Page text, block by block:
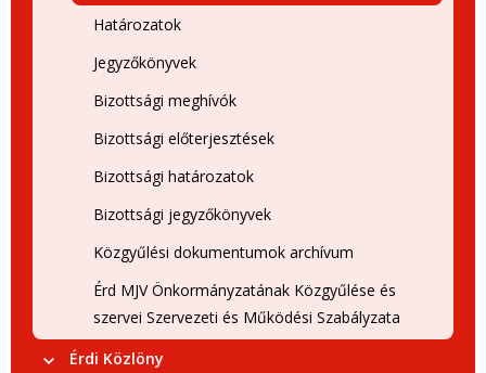
Határozatok
Jegyzőkönyvek
Bizottsági meghívók
Bizottsági előterjesztések
Bizottsági határozatok
Bizottsági jegyzőkönyvek
Közgyűlési dokumentumok archívum
Érd MJV Önkormányzatának Közgyűlése és
szervei Szervezeti és Működési Szabályzata
Érdi Közlöny